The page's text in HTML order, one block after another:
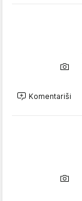
Komentariši